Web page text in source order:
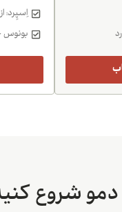
اِسپِرد: از 0.1 pip
بونوس
شروع